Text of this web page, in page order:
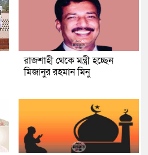
রাজশাহী থেকে মন্ত্রী হচ্ছেন
মিজানুর রহমান মিনু